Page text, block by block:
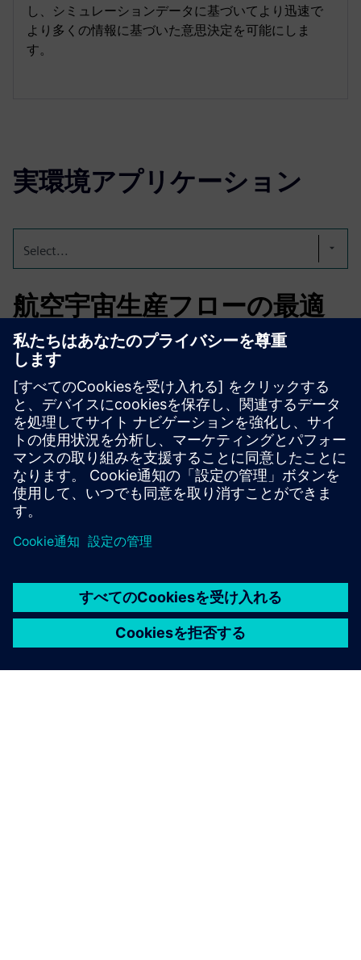
し、シミュレーションデータに基づいてより迅速で
より多くの情報に基づいた意思決定を可能にしま
す。
実環境アプリケーション
Select...
航空宇宙生産フローの最適
化
航空宇宙産業では、当社のソリューションは複雑な製造お
よび物流プロセスをシミュレートするのに役立ちます。こ
れにより、より適切な計画が可能になり、手作業によるモ
デリングの労力が軽減され、精度が向上します。これによ
り、規制の厳しい環境での効率的でエラーのない生産が可
能になります。